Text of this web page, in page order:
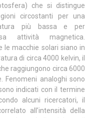
che si distingue
circostanti per una
più bassa e per
attività magnetica.
le macchie solari siano in
di circa 4000 kelvin, il
raggiungono circa 6000
Fenomeni analoghi sono
indicati con il termine
alcuni ricercatori, il
all’intensità della